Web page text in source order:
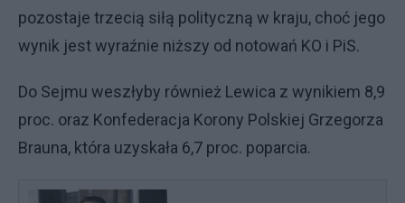
pozostaje trzecią siłą polityczną w kraju, choć jego
wynik jest wyraźnie niższy od notowań KO i PiS.
Do Sejmu weszłyby również Lewica z wynikiem 8,9
proc. oraz Konfederacja Korony Polskiej Grzegorza
Brauna, która uzyskała 6,7 proc. poparcia.